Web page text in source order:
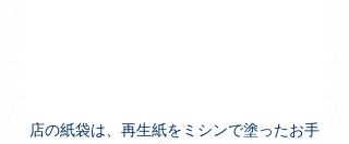
店の紙袋は、再生紙をミシンで塗ったお手